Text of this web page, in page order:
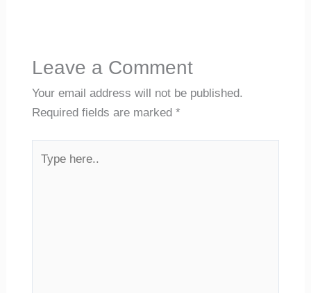
Leave a Comment
Your email address will not be published.
Required fields are marked *
here..